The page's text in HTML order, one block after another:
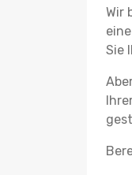
Wir
Sie